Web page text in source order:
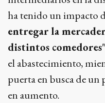
ha tenido un impacto
entregar la
distintos comedores"
el abastecimiento,
puerta en busca de
en aumento.